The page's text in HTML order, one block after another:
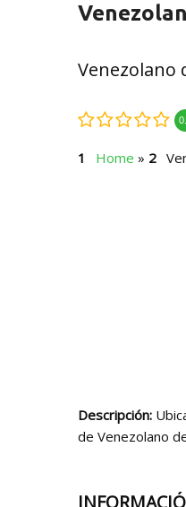
Venezolano
Home »
Descripción:
de Venezolano